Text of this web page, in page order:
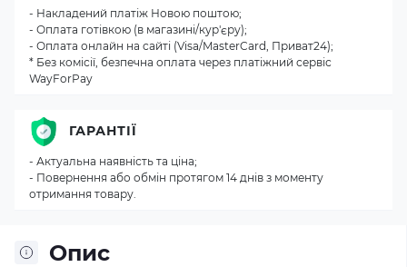
Опис
- Накладений платіж Новою поштою;
- Оплата готівкою (в магазині/кур'єру);
- Оплата онлайн на сайті (Visa/MasterCard, Приват24);
* Без комісії, безпечна оплата через платіжний сервіс
WayForPay
ГАРАНТІЇ
- Актуальна наявність та ціна;
- Повернення або обмін протягом 14 днів з моменту
отримання товару.